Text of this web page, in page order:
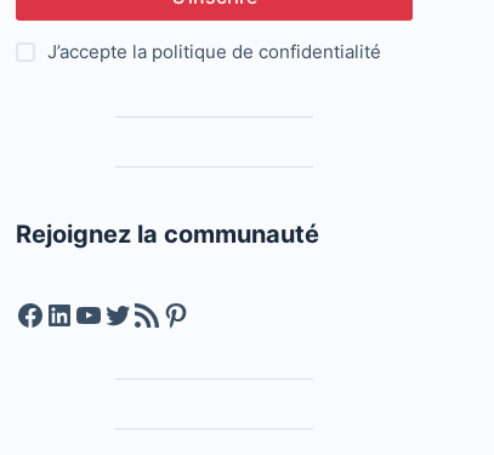
J’accepte la politique de confidentialité
Rejoignez la communauté
Facebook
LinkedIn
YouTube
Twitter
Feed RSSPinterest